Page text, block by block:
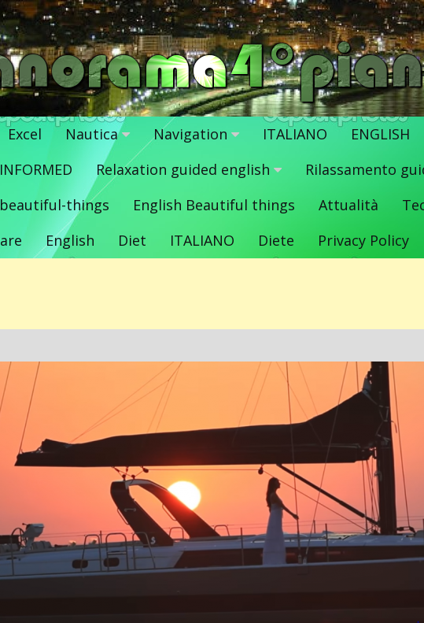
Excel Nautica Navigation ITALIANO ENGLISH
Relaxation guided english Rilassamento
things
English Beautiful things Attualità
English Diet ITALIANO Diete Privacy Policy